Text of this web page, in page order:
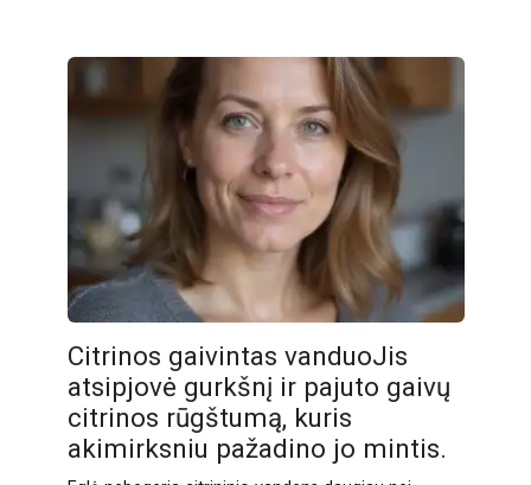
Citrinos gaivintas vanduoJis
atsipjovė gurkšnį ir pajuto gaivų
citrinos rūgštumą, kuris
akimirksniu pažadino jo mintis.